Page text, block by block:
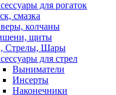
для рогаток
смазка
колчаны
щиты
Стрелы, Шары
для стрел
Выниматели
Инсерты
Наконечники